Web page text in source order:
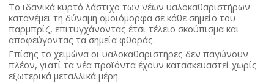
Το ιδανικά κυρτό λάστιχο των νέων υαλοκαθαριστήρων
κατανέμει τη δύναμη ομοιόμορφα σε κάθε σημείο του
παρμπρίζ, επιτυγχάνοντας έτσι τέλειο σκούπισμα και
αποφεύγοντας τα σημεία φθοράς.
Επίσης το χειμώνα οι υαλοκαθαριστήρες δεν παγώνουν
πλέον, γιατί τα νέα προϊόντα έχουν κατασκευαστεί χωρίς
εξωτερικά μεταλλικά μέρη.